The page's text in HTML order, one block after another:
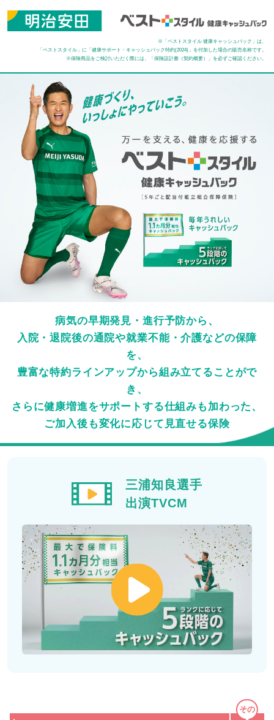
※「ベストスタイル 健康キャッシュバック」は、
「ベストスタイル」に「健康サポート・キャッシュバック特約(2024)」を付加した場合の販売名称です。
※保険商品をご検討いただく際には、「保険設計書（契約概要）」を必ずご確認ください。
病気の早期発見・進行予防から、
入院・退院後の通院や就業不能・介護などの保障
を、
豊富な特約ラインアップから組み立てることがで
き、
さらに健康増進をサポートする仕組みも加わった、
ご加入後も変化に応じて見直せる保険
三浦知良選手
出演TVCM